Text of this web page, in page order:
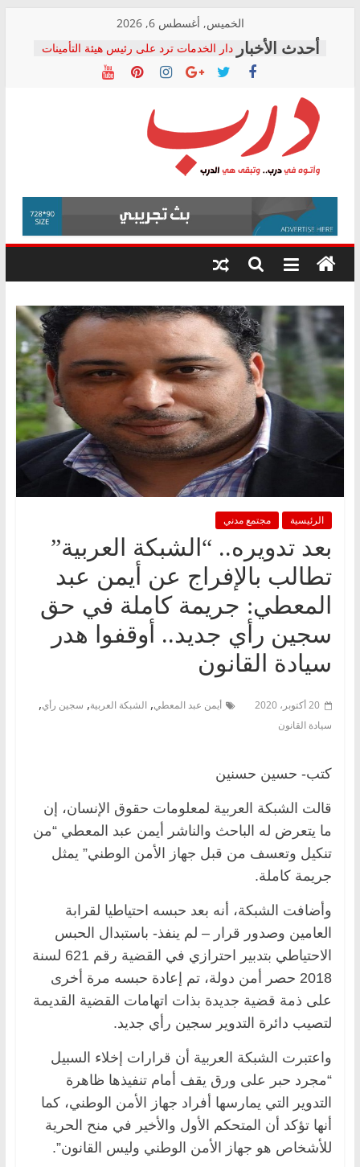
content
الخميس, أغسطس 6, 2026
دار الخدمات ترد على رئيس هيئة التأمينات
بعد مؤتمره الصحفي: إنكار الأزمة لا ينهي
معاناة أصحاب المعاشات.. ونطالب بكشف
فرحات سليمان يكتب: القطاع الصحي إلى
أين؟
حزب التحالف الشعبي يطلق لجنة “الحق
في الصحة” بالإسكندرية لرصد الانتهاكات
ودعم المرضى
الوزاري لمدينة الصحفيين.. وانتهاء أعمال
إنشاء المبنى الإداري
المجلس القومي لحقوق الإنسان يعلن
متابعة قضية الدكتور محمد زهران.. ويؤكد:
قرينة البراءة وضمانات المحاكمة العادلة
درب
وأتوه
درب..
وتبقى
هي
الرئيسية مجتمع مدني
بعد تدويره.. “الشبكة العربية”
تطالب بالإفراج عن أيمن عبد
المعطي: جريمة كاملة في حق
سجين رأي جديد.. أوقفوا هدر
سيادة القانون
20 أكتوبر، 2020 أيمن عبد المعطي, الشبكة العربية, سجين رأي,
سيادة القانون
كتب- حسين حسنين
قالت الشبكة العربية لمعلومات حقوق الإنسان، إن
ما يتعرض له الباحث والناشر أيمن عبد المعطي “من
تنكيل وتعسف من قبل جهاز الأمن الوطني” يمثل
جريمة كاملة.
وأضافت الشبكة، أنه بعد حبسه احتياطيا لقرابة
العامين وصدور قرار – لم ينفذ- باستبدال الحبس
الاحتياطي بتدبير احترازي في القضية رقم 621 لسنة
2018 حصر أمن دولة، تم إعادة حبسه مرة أخرى
على ذمة قضية جديدة بذات اتهامات القضية القديمة
لتصيب دائرة التدوير سجين رأي جديد.
واعتبرت الشبكة العربية أن قرارات إخلاء السبيل
“مجرد حبر على ورق يقف أمام تنفيذها ظاهرة
التدوير التي يمارسها أفراد جهاز الأمن الوطني، كما
أنها تؤكد أن المتحكم الأول والأخير في منح الحرية
للأشخاص هو جهاز الأمن الوطني وليس القانون”.